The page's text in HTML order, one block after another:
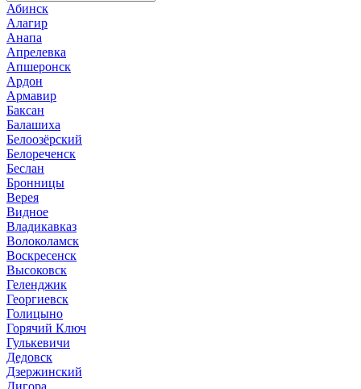
Абинск
Алагир
Анапа
Апрелевка
Апшеронск
Ардон
Армавир
Баксан
Балашиха
Белоозёрский
Белореченск
Беслан
Бронницы
Верея
Видное
Владикавказ
Волоколамск
Воскресенск
Высоковск
Геленджик
Георгиевск
Голицыно
Горячий Ключ
Гулькевичи
Дедовск
Дзержинский
Дигора